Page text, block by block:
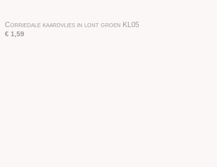
Corriedale kaardvlies in lont groen KL05
€ 1,59